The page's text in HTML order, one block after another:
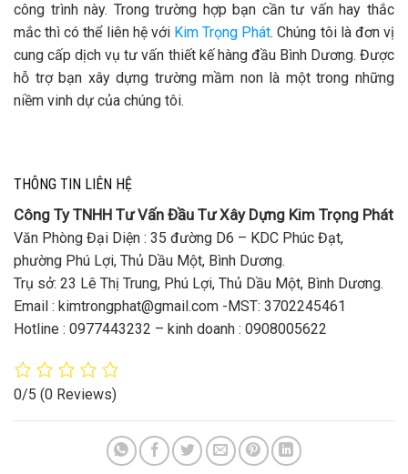
công trình này. Trong trường hợp bạn cần tư vấn hay thắc
mắc thì có thể liên hệ với Kim Trọng Phát. Chúng tôi là đơn vị
cung cấp dịch vụ tư vấn thiết kế hàng đầu Bình Dương. Được
hỗ trợ bạn xây dựng trường mầm non là một trong những
niềm vinh dự của chúng tôi.
THÔNG TIN LIÊN HỆ
Công Ty TNHH Tư Vấn Đầu Tư Xây Dựng Kim Trọng Phát
Văn Phòng Đại Diện : 35 đường D6 – KDC Phúc Đạt,
phường Phú Lợi, Thủ Dầu Một, Bình Dương.
Trụ sở: 23 Lê Thị Trung, Phú Lợi, Thủ Dầu Một, Bình Dương.
Email : kimtrongphat@gmail.com -MST: 3702245461
Hotline : 0977443232 – kinh doanh : 0908005622
0/5 (0 Reviews)